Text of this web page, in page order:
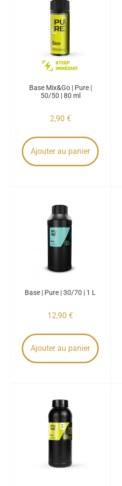
Base Mix&Go | Pure |
50/50 | 80 ml
2,90 €
Ajouter au panier
Base | Pure | 30/70 | 1 L
12,90 €
Ajouter au panier